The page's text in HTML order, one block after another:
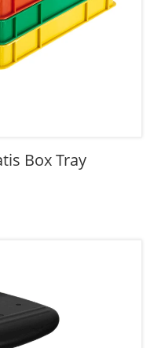
Box Tray